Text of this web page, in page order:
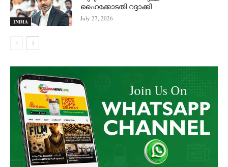
INDIA
ഹൈക്കോടതി റദ്ദാക്കി
July 27, 2026